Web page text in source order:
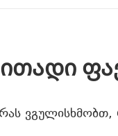
ვგულისხმობთ,